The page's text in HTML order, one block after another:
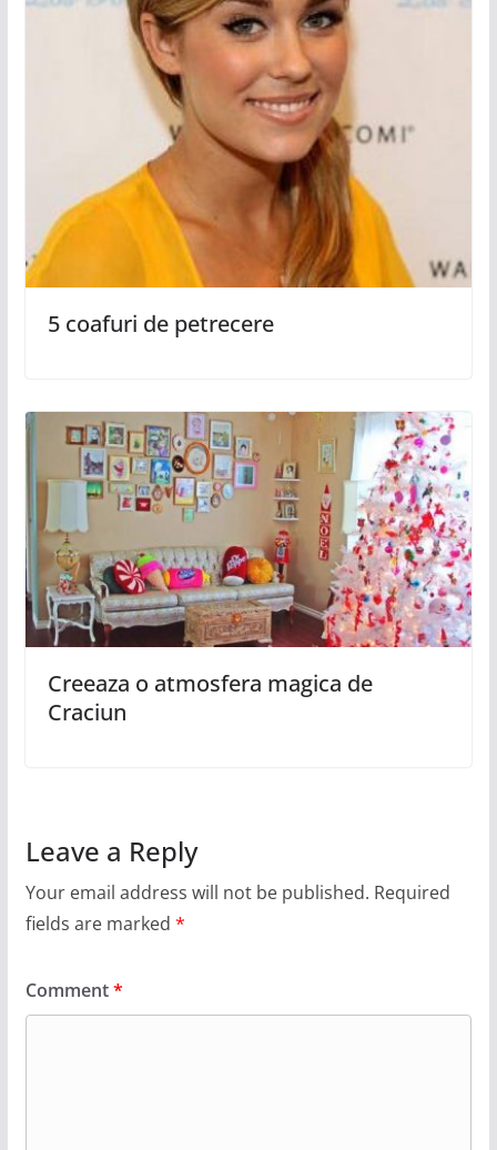
5 coafuri de petrecere
Creeaza o atmosfera magica de
Craciun
Leave a Reply
Your email address will not be published. Required
fields are marked *
Comment*